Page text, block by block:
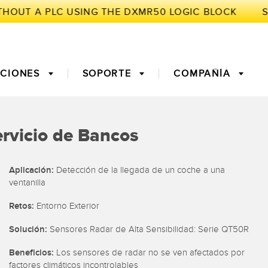
Sensors Sensores de Temperatura
Overall
Effectiveness
Mantenimiento Predictivo y
Predictivo Monitoreo Remoto
SOPORTE COMPAÑÍA
de Bancos
Aplicación: Detección de la llegada de un coche a una
ventanilla
Retos: Entorno Exterior
Solución: Sensores Radar de Alta Sensibilidad: Serie QT50R
Beneficios: Los sensores de radar no se ven afectados por
factores climáticos incontrolables